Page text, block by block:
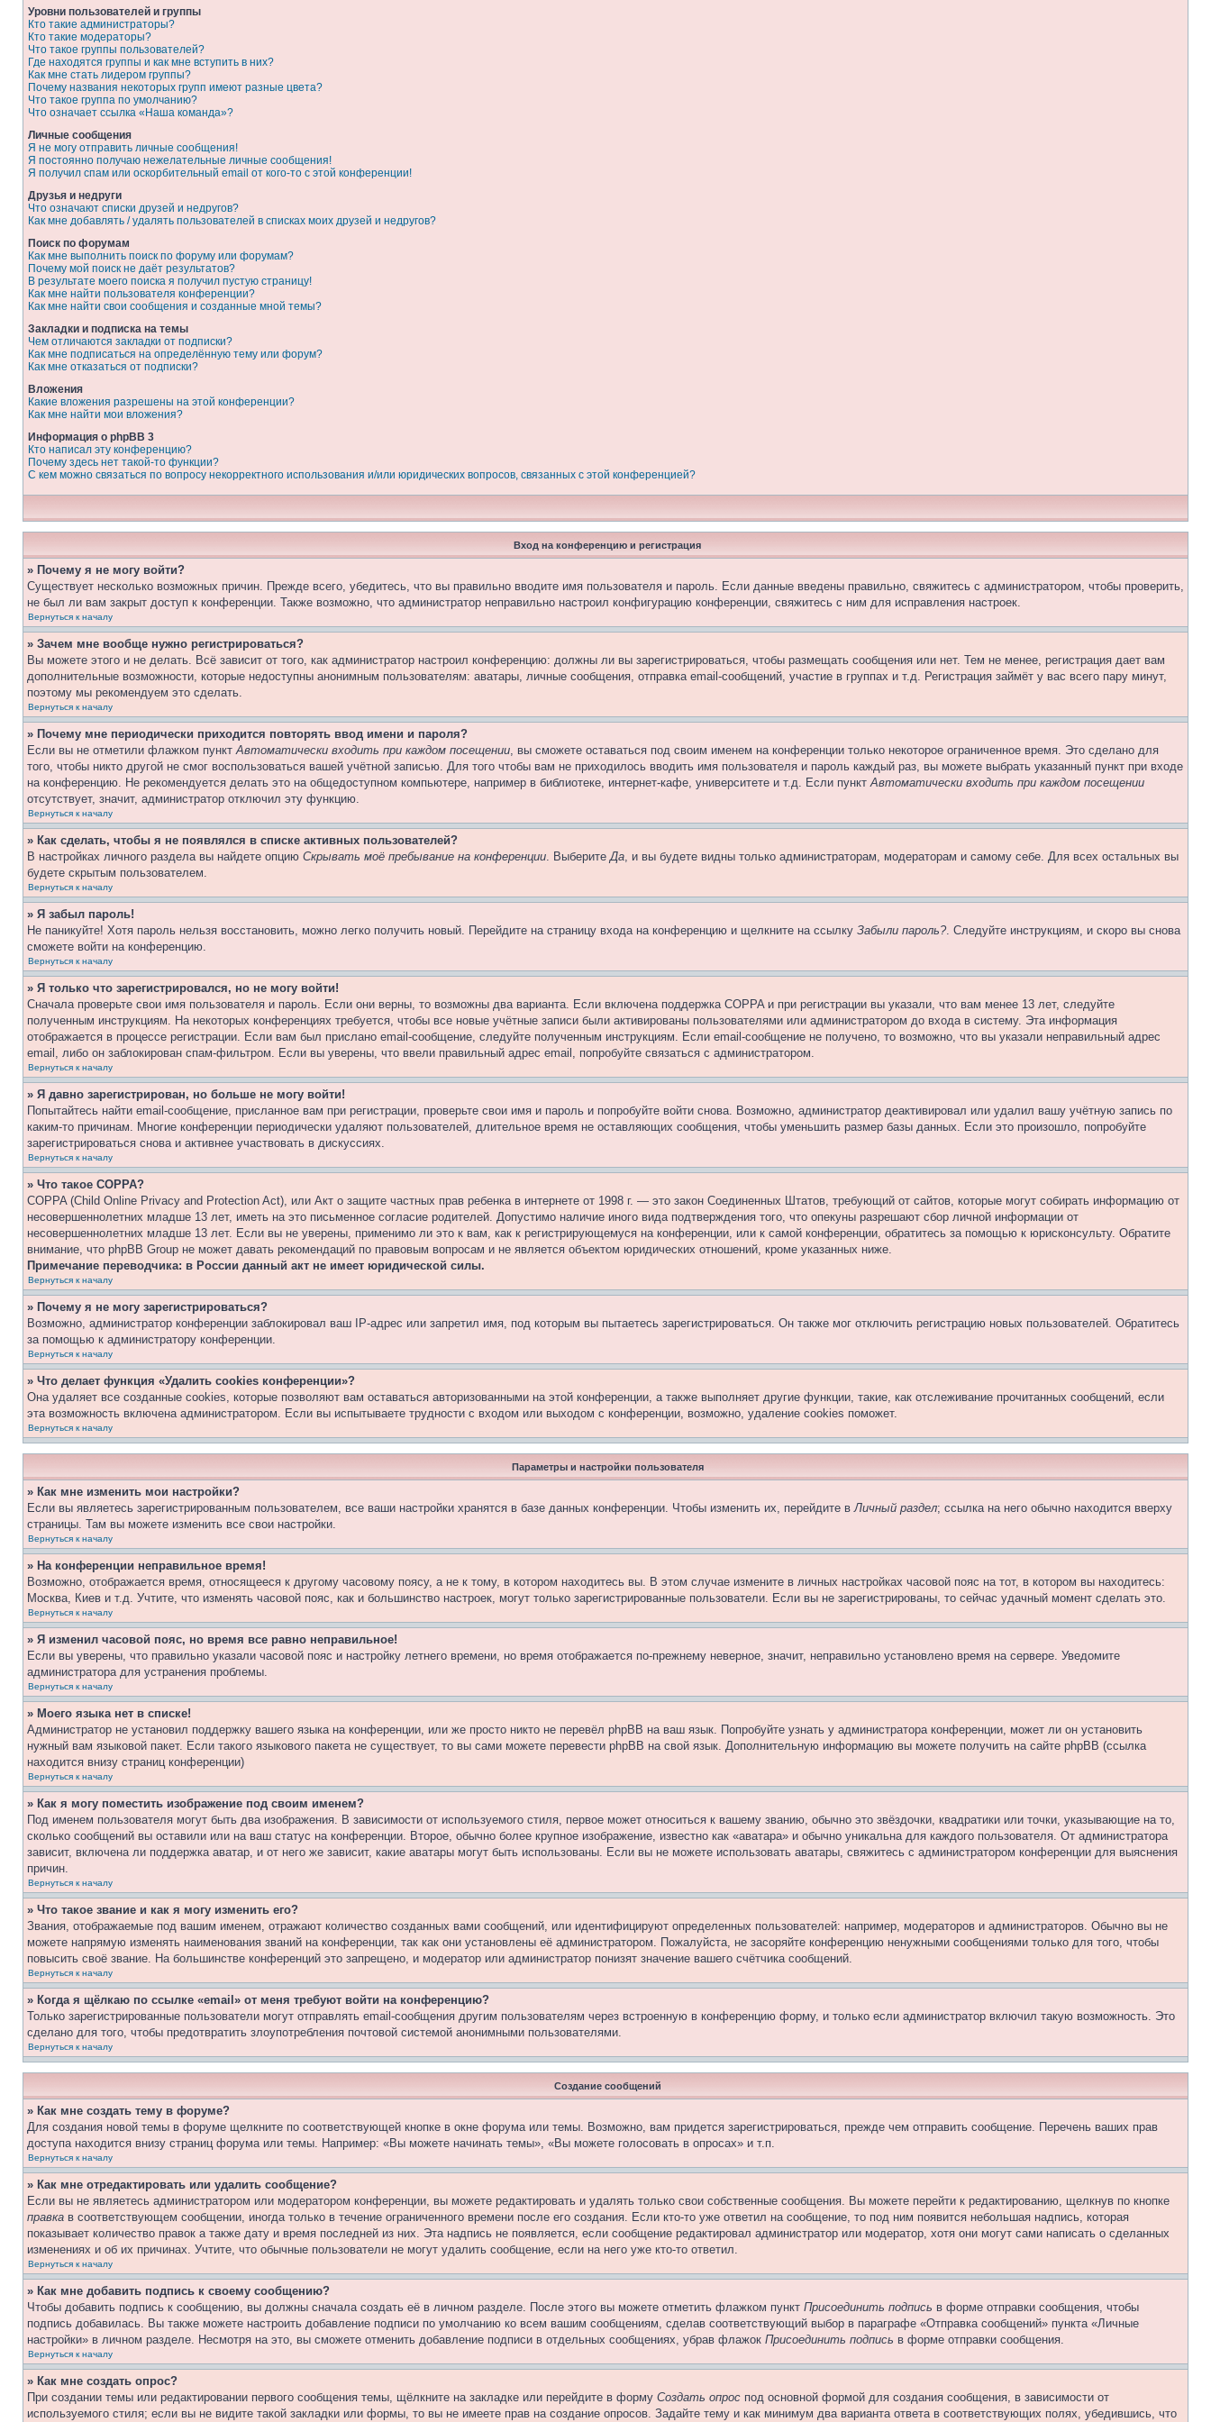
Уровни пользователей и группы
Кто такие администраторы?
Кто такие модераторы?
Что такое группы пользователей?
Где находятся группы и как мне вступить в них?
Как мне стать лидером группы?
Почему названия некоторых групп имеют разные цвета?
Что такое группа по умолчанию?
Что означает ссылка «Наша команда»?
Личные сообщения
Я не могу отправить личные сообщения!
Я постоянно получаю нежелательные личные сообщения!
Я получил спам или оскорбительный email от кого-то с этой конференции!
Друзья и недруги
Что означают списки друзей и недругов?
Как мне добавлять / удалять пользователей в списках моих друзей и недругов?
Поиск по форумам
Как мне выполнить поиск по форуму или форумам?
Почему мой поиск не даёт результатов?
В результате моего поиска я получил пустую страницу!
Как мне найти пользователя конференции?
Как мне найти свои сообщения и созданные мной темы?
Закладки и подписка на темы
Чем отличаются закладки от подписки?
Как мне подписаться на определённую тему или форум?
Как мне отказаться от подписки?
Вложения
Какие вложения разрешены на этой конференции?
Как мне найти мои вложения?
Информация о phpBB 3
Кто написал эту конференцию?
Почему здесь нет такой-то функции?
С кем можно связаться по вопросу некорректного использования и/или юридических вопросов, связанных с этой конференцией?
Вход на конференцию и регистрация
» Почему я не могу войти?
Существует несколько возможных причин. Прежде всего, убедитесь, что вы правильно вводите имя пользователя и пароль. Если данные введены правильно, свяжитесь с администратором, чтобы проверить,
не был ли вам закрыт доступ к конференции. Также возможно, что администратор неправильно настроил конфигурацию конференции, свяжитесь с ним для исправления настроек.
Вернуться к началу
» Зачем мне вообще нужно регистрироваться?
Вы можете этого и не делать. Всё зависит от того, как администратор настроил конференцию: должны ли вы зарегистрироваться, чтобы размещать сообщения или нет. Тем не менее, регистрация дает вам
дополнительные возможности, которые недоступны анонимным пользователям: аватары, личные сообщения, отправка email-сообщений, участие в группах и т.д. Регистрация займёт у вас всего пару минут,
поэтому мы рекомендуем это сделать.
Вернуться к началу
» Почему мне периодически приходится повторять ввод имени и пароля?
Если вы не отметили флажком пунктАвтоматически входить при каждом посещении, вы сможете оставаться под своим именем на конференции только некоторое ограниченное время. Это сделано для
того, чтобы никто другой не смог воспользоваться вашей учётной записью. Для того чтобы вам не приходилось вводить имя пользователя и пароль каждый раз, вы можете выбрать указанный пункт при входе
на конференцию. Не рекомендуется делать это на общедоступном компьютере, например в библиотеке, интернет-кафе, университете и т.д. Если пунктАвтоматически входить при каждом посещении
отсутствует, значит, администратор отключил эту функцию.
Вернуться к началу
» Как сделать, чтобы я не появлялся в списке активных пользователей?
В настройках личного раздела вы найдете опцию Скрывать моё пребывание на конференции. ВыберитеДа, и вы будете видны только администраторам, модераторам и самому себе. Для всех остальных вы
будете скрытым пользователем.
Вернуться к началу
» Я забыл пароль!
Не паникуйте! Хотя пароль нельзя восстановить, можно легко получить новый. Перейдите на страницу входа на конференцию и щелкните на ссылку Забыли пароль?. Следуйте инструкциям, и скоро вы снова
сможете войти на конференцию.
Вернуться к началу
» Я только что зарегистрировался, но не могу войти!
Сначала проверьте свои имя пользователя и пароль. Если они верны, то возможны два варианта. Если включена поддержка COPPA и при регистрации вы указали, что вам менее 13 лет, следуйте
полученным инструкциям. На некоторых конференциях требуется, чтобы все новые учётные записи были активированы пользователями или администратором до входа в систему. Эта информация
отображается в процессе регистрации. Если вам был прислано email-сообщение, следуйте полученным инструкциям. Если email-сообщение не получено, то возможно, что вы указали неправильный адрес
email, либо он заблокирован спам-фильтром. Если вы уверены, что ввели правильный адрес email, попробуйте связаться с администратором.
Вернуться к началу
» Я давно зарегистрирован, но больше не могу войти!
Попытайтесь найти email-сообщение, присланное вам при регистрации, проверьте свои имя и пароль и попробуйте войти снова. Возможно, администратор деактивировал или удалил вашу учётную запись по
каким-то причинам. Многие конференции периодически удаляют пользователей, длительное время не оставляющих сообщения, чтобы уменьшить размер базы данных. Если это произошло, попробуйте
зарегистрироваться снова и активнее участвовать в дискуссиях.
Вернуться к началу
» Что такое COPPA?
COPPA (Child Online Privacy and Protection Act), или Акт о защите частных прав ребенка в интернете от 1998 г. — это закон Соединенных Штатов, требующий от сайтов, которые могут собирать информацию от
несовершеннолетних младше 13 лет, иметь на это письменное согласие родителей. Допустимо наличие иного вида подтверждения того, что опекуны разрешают сбор личной информации от
несовершеннолетних младше 13 лет. Если вы не уверены, применимо ли это к вам, как к регистрирующемуся на конференции, или к самой конференции, обратитесь за помощью к юрисконсульту. Обратите
внимание, что phpBB Group не может давать рекомендаций по правовым вопросам и не является объектом юридических отношений, кроме указанных ниже.
Примечание переводчика: в России данный акт не имеет юридической силы.
Вернуться к началу
» Почему я не могу зарегистрироваться?
Возможно, администратор конференции заблокировал ваш IP-адрес или запретил имя, под которым вы пытаетесь зарегистрироваться. Он также мог отключить регистрацию новых пользователей. Обратитесь
за помощью к администратору конференции.
Вернуться к началу
» Что делает функция «Удалить cookies конференции»?
Она удаляет все созданные cookies, которые позволяют вам оставаться авторизованными на этой конференции, а также выполняет другие функции, такие, как отслеживание прочитанных сообщений, если
эта возможность включена администратором. Если вы испытываете трудности с входом или выходом с конференции, возможно, удаление cookies поможет.
Вернуться к началу
Параметры и настройки пользователя
» Как мне изменить мои настройки?
Если вы являетесь зарегистрированным пользователем, все ваши настройки хранятся в базе данных конференции. Чтобы изменить их, перейдите вЛичный раздел; ссылка на него обычно находится вверху
страницы. Там вы можете изменить все свои настройки.
Вернуться к началу
» На конференции неправильное время!
Возможно, отображается время, относящееся к другому часовому поясу, а не к тому, в котором находитесь вы. В этом случае измените в личных настройках часовой пояс на тот, в котором вы находитесь:
Москва, Киев и т.д. Учтите, что изменять часовой пояс, как и большинство настроек, могут только зарегистрированные пользователи. Если вы не зарегистрированы, то сейчас удачный момент сделать это.
Вернуться к началу
» Я изменил часовой пояс, но время все равно неправильное!
Если вы уверены, что правильно указали часовой пояс и настройку летнего времени, но время отображается по-прежнему неверное, значит, неправильно установлено время на сервере. Уведомите
администратора для устранения проблемы.
Вернуться к началу
» Моего языка нет в списке!
Администратор не установил поддержку вашего языка на конференции, или же просто никто не перевёл phpBB на ваш язык. Попробуйте узнать у администратора конференции, может ли он установить
нужный вам языковой пакет. Если такого языкового пакета не существует, то вы сами можете перевести phpBB на свой язык. Дополнительную информацию вы можете получить на сайте phpBB (ссылка
находится внизу страниц конференции)
Вернуться к началу
» Как я могу поместить изображение под своим именем?
Под именем пользователя могут быть два изображения. В зависимости от используемого стиля, первое может относиться к вашему званию, обычно это звёздочки, квадратики или точки, указывающие на то,
сколько сообщений вы оставили или на ваш статус на конференции. Второе, обычно более крупное изображение, известно как «аватара» и обычно уникальна для каждого пользователя. От администратора
зависит, включена ли поддержка аватар, и от него же зависит, какие аватары могут быть использованы. Если вы не можете использовать аватары, свяжитесь с администратором конференции для выяснения
причин.
Вернуться к началу
» Что такое звание и как я могу изменить его?
Звания, отображаемые под вашим именем, отражают количество созданных вами сообщений, или идентифицируют определенных пользователей: например, модераторов и администраторов. Обычно вы не
можете напрямую изменять наименования званий на конференции, так как они установлены её администратором. Пожалуйста, не засоряйте конференцию ненужными сообщениями только для того, чтобы
повысить своё звание. На большинстве конференций это запрещено, и модератор или администратор понизят значение вашего счётчика сообщений.
Вернуться к началу
» Когда я щёлкаю по ссылке «email» от меня требуют войти на конференцию?
Только зарегистрированные пользователи могут отправлять email-сообщения другим пользователям через встроенную в конференцию форму, и только если администратор включил такую возможность. Это
сделано для того, чтобы предотвратить злоупотребления почтовой системой анонимными пользователями.
Вернуться к началу
Создание сообщений
» Как мне создать тему в форуме?
Для создания новой темы в форуме щелкните по соответствующей кнопке в окне форума или темы. Возможно, вам придется зарегистрироваться, прежде чем отправить сообщение. Перечень ваших прав
доступа находится внизу страниц форума или темы. Например: «Вы можете начинать темы», «Вы можете голосовать в опросах» и т.п.
Вернуться к началу
» Как мне отредактировать или удалить сообщение?
Если вы не являетесь администратором или модератором конференции, вы можете редактировать и удалять только свои собственные сообщения. Вы можете перейти к редактированию, щелкнув по кнопке
правка в соответствующем сообщении, иногда только в течение ограниченного времени после его создания. Если кто-то уже ответил на сообщение, то под ним появится небольшая надпись, которая
показывает количество правок а также дату и время последней из них. Эта надпись не появляется, если сообщение редактировал администратор или модератор, хотя они могут сами написать о сделанных
изменениях и об их причинах. Учтите, что обычные пользователи не могут удалить сообщение, если на него уже кто-то ответил.
Вернуться к началу
» Как мне добавить подпись к своему сообщению?
Чтобы добавить подпись к сообщению, вы должны сначала создать её в личном разделе. После этого вы можете отметить флажком пункт Присоединить подпись в форме отправки сообщения, чтобы
подпись добавилась. Вы также можете настроить добавление подписи по умолчанию ко всем вашим сообщениям, сделав соответствующий выбор в параграфе «Отправка сообщений» пункта «Личные
настройки» в личном разделе. Несмотря на это, вы сможете отменить добавление подписи в отдельных сообщениях, убрав флажок Присоединить подпись в форме отправки сообщения.
Вернуться к началу
» Как мне создать опрос?
При создании темы или редактировании первого сообщения темы, щёлкните на закладке или перейдите в форму Создать опрос под основной формой для создания сообщения, в зависимости от
используемого стиля; если вы не видите такой закладки или формы, то вы не имеете прав на создание опросов. Задайте тему и как минимум два варианта ответа в соответствующих полях, убедившись, что